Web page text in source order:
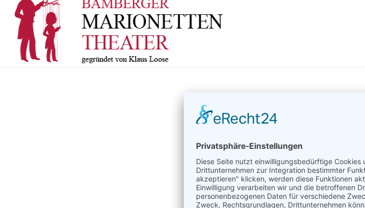
Benutzername
Passwort *